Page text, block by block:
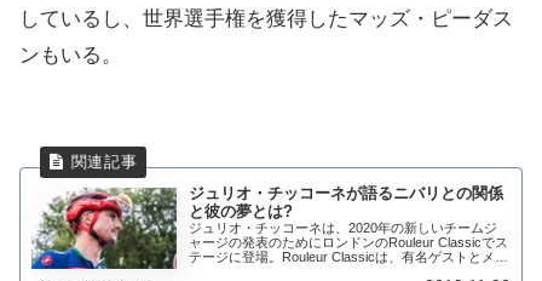
しているし、世界選手権を獲得したマッズ・ピーダス
ンもいる。
ジュリオ・チッコーネが語るニバリとの関係
と彼の夢とは?
ジュリオ・チッコーネは、2020年の新しいチームジ
ャージの発表のためにロンドンのRouleur Classicでス
テージに登場。Rouleur Classicは、有名ゲストとメー